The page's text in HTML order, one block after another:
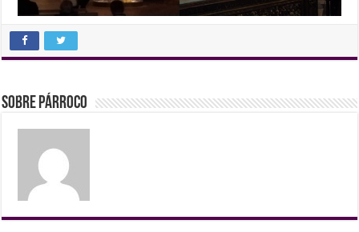
Sobre Párroco